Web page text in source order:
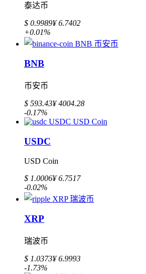
泰达币
$ 0.9989¥ 6.7402
+0.01%
BNB
币安币
$ 593.43¥ 4004.28
-0.17%
USDC
USD Coin
$ 1.0006¥ 6.7517
-0.02%
XRP
瑞波币
$ 1.0373¥ 6.9993
-1.73%